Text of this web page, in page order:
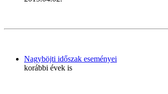
Nagyböjti időszak eseményei
korábbi évek is